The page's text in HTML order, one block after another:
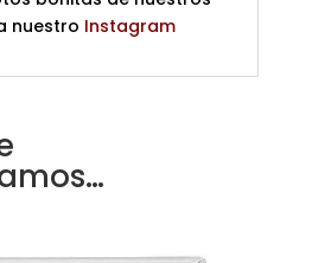
nuestro Instagram